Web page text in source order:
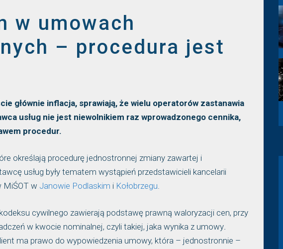
w umowach
– procedura jest
głównie inflacja, sprawiają, że wielu operatorów zastanawia
usług nie jest niewolnikiem raz wprowadzonego cennika,
procedur.
określają procedurę jednostronnej zmiany zawartej i
usług były tematem wystąpień przedstawicieli kancelarii
MiŚOT w Janowie Podlaskim i Kołobrzegu.
cywilnego zawierają podstawę prawną waloryzacji cen, przy
w kwocie nominalnej, czyli takiej, jaka wynika z umowy.
ma prawo do wypowiedzenia umowy, która – jednostronnie –